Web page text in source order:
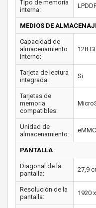
Tipo de memoria
interna:
MEDIOS DE
Capacidad de
almacenamiento
interno:
128
Tarjeta de lectura
integrada:
Si
Tarjetas de
memoria
compatibles:
Unidad de
almacenamiento:
eMMC
PANTALLA
Diagonal de la
pantalla:
27,9
Resolución de la
pantalla:
1920